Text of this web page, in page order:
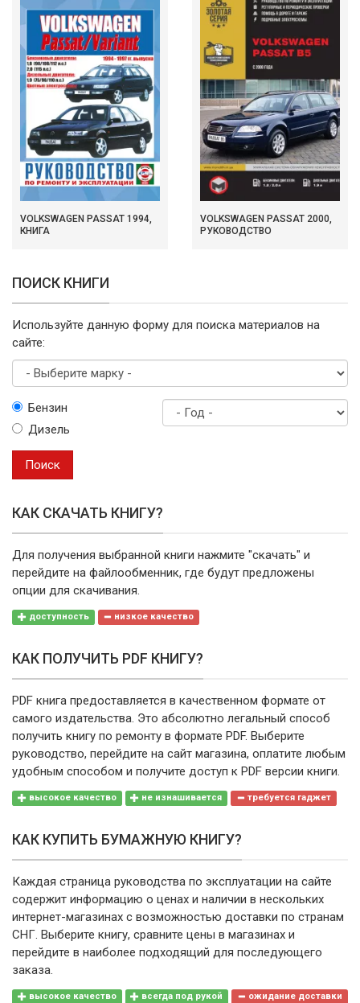
VOLKSWAGEN PASSAT 1994,
КНИГА
VOLKSWAGEN PASSAT 2000,
РУКОВОДСТВО
ПОИСК КНИГИ
Используйте данную форму для поиска материалов на
сайте:
маркуБензин
Дизель
Поиск
КАК СКАЧАТЬ КНИГУ?
Для получения выбранной книги нажмите "скачать" и
перейдите на файлообменник, где будут предложены
опции для скачивания.
доступность низкое качество
КАК ПОЛУЧИТЬ PDF КНИГУ?
PDF книга предоставляется в качественном формате от
самого издательства. Это абсолютно легальный способ
получить книгу по ремонту в формате PDF. Выберите
руководство, перейдите на сайт магазина, оплатите любым
удобным способом и получите доступ к PDF версии книги.
высокое качество не изнашивается требуется гаджет
КАК КУПИТЬ БУМАЖНУЮ КНИГУ?
Каждая страница руководства по эксплуатации на сайте
содержит информацию о ценах и наличии в нескольких
интернет-магазинах с возможностью доставки по странам
СНГ. Выберите книгу, сравните цены в магазинах и
перейдите в наиболее подходящий для последующего
заказа.
высокое качество всегда под рукой ожидание доставки